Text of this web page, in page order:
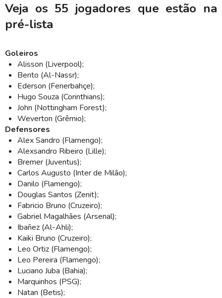
Veja os 55 jogadores que estão na
pré-lista
Goleiros
Alisson (Liverpool);
Bento (Al-Nassr);
Ederson (Fenerbahçe);
Hugo Souza (Corinthians);
John (Nottingham Forest);
Weverton (Grêmio);
Defensores
Alex Sandro (Flamengo);
Alexsandro Ribeiro (Lille);
Bremer (Juventus);
Carlos Augusto (Inter de Milão);
Danilo (Flamengo);
Douglas Santos (Zenit);
Fabricio Bruno (Cruzeiro);
Gabriel Magalhães (Arsenal);
Ibañez (Al-Ahli);
Kaiki Bruno (Cruzeiro);
Leo Ortiz (Flamengo);
Leo Pereira (Flamengo);
Luciano Juba (Bahia);
Marquinhos (PSG);
Natan (Betis);